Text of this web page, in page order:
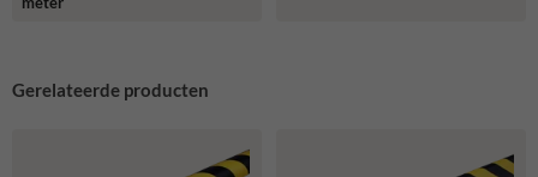
Gerelateerde producten